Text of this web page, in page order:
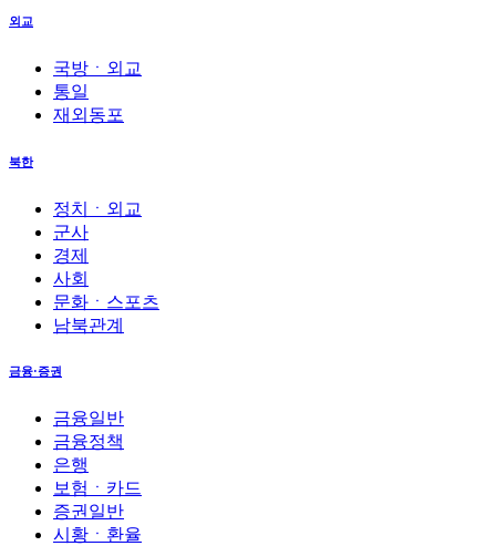
외교
국방ㆍ외교
통일
재외동포
북한
정치ㆍ외교
군사
경제
사회
문화ㆍ스포츠
남북관계
금융·증권
금융일반
금융정책
은행
보험ㆍ카드
증권일반
시황ㆍ환율